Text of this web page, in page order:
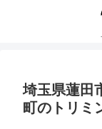
埼玉県蓮田
町のトリミ